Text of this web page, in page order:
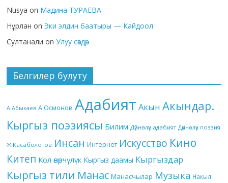
Nusya on Мадина ТУРАЕВА
Нұрлан on Эки элдин баатыры — Кайдоол
Султанали onУлуу сөздөр
Белгилер булуту
А.Абыкаев А.Осмонов Адабият Акын Акындар.
Кыргыз поэзиясы Билим Дүйнөлүк адабият Дүйнөлүк поэзия
Ж.Касаболотов Инсан Интернет Искусство Кино
Китеп Кол өнөрчүлүк Кыргыз даамы Кыргыздар
Кыргыз тили Манас Манасчылар Музыка Накыл